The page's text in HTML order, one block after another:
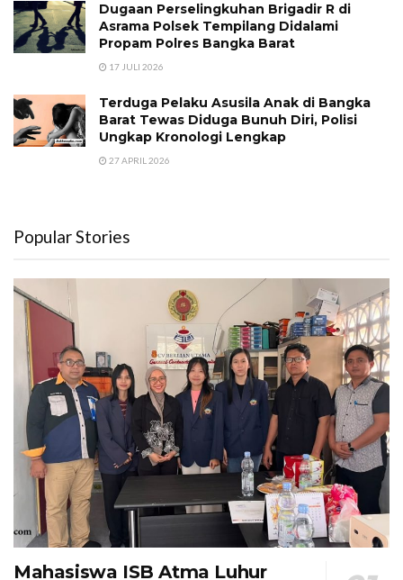
Dugaan Perselingkuhan Brigadir R di
Asrama Polsek Tempilang Didalami
Propam Polres Bangka Barat
17 JULI 2026
Terduga Pelaku Asusila Anak di Bangka
Barat Tewas Diduga Bunuh Diri, Polisi
Ungkap Kronologi Lengkap
27 APRIL 2026
Popular Stories
Mahasiswa ISB Atma Luhur